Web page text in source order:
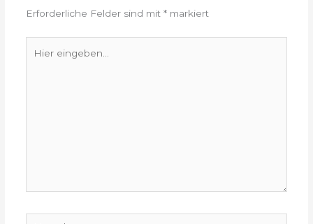
Erforderliche Felder sind mit *markiert
eingeben…